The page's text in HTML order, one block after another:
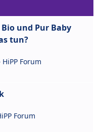
und Pur Baby
tun?
HiPP Forum
Forum